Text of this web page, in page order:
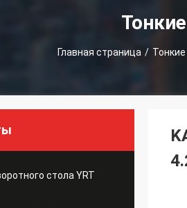
Главная страница /
стола YRT